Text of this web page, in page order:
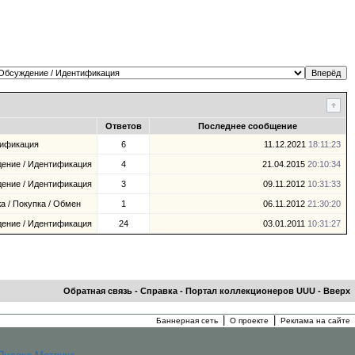
Ответов
Последнее сообщение
6 11.12.2021 18:11:23
/ Идентификация 4 21.04.2015 20:10:34
/ Идентификация 3 09.11.2012 10:31:33
/ Покупка / Обмен 1 06.11.2012 21:30:20
/ Идентификация 24 03.01.2011 10:31:27
Обратная связь - Справка - Портал коллекционеров UUU - Вверх
Баннерная сеть О проекте Реклама на сайте